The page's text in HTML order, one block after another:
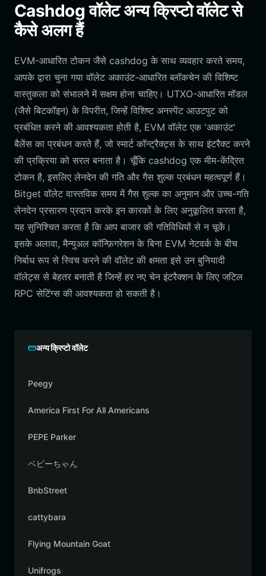
Cashdog वॉलेट अन्य क्रिप्टो वॉलेट से
कैसे अलग हैं
EVM-आधारित टोकन जैसे cashdog के साथ व्यवहार करते समय,
आपके द्वारा चुना गया वॉलेट अकाउंट-आधारित ब्लॉकचेन की विशिष्ट
वास्तुकला को संभालने में सक्षम होना चाहिए। UTXO-आधारित मॉडल
(जैसे बिटकॉइन) के विपरीत, जिन्हें विशिष्ट अनस्पेंट आउटपुट को
प्रबंधित करने की आवश्यकता होती है, EVM वॉलेट एक 'अकाउंट'
बैलेंस का प्रबंधन करते हैं, जो स्मार्ट कॉन्ट्रैक्ट्स के साथ इंटरैक्ट करने
की प्रक्रिया को सरल बनाता है। चूँकि cashdog एक मीम-केंद्रित
टोकन है, इसलिए लेनदेन की गति और गैस शुल्क प्रबंधन महत्वपूर्ण हैं।
Bitget वॉलेट वास्तविक समय में गैस शुल्क का अनुमान और उच्च-गति
लेनदेन प्रसारण प्रदान करके इन कारकों के लिए अनुकूलित करता है,
यह सुनिश्चित करता है कि आप बाजार की गतिविधियों से न चूकें।
इसके अलावा, मैन्युअल कॉन्फ़िगरेशन के बिना EVM नेटवर्क के बीच
निर्बाध रूप से स्विच करने की वॉलेट की क्षमता इसे उन बुनियादी
वॉलेट्स से बेहतर बनाती है जिन्हें हर नए चेन इंटरैक्शन के लिए जटिल
RPC सेटिंग्स की आवश्यकता हो सकती है।
अन्य क्रिप्टो वॉलेट
Peegy
America First For All Americans
PEPE Parker
ベビーちゃん
BnbStreet
cattybara
Flying Mountain Goat
Unifrogs